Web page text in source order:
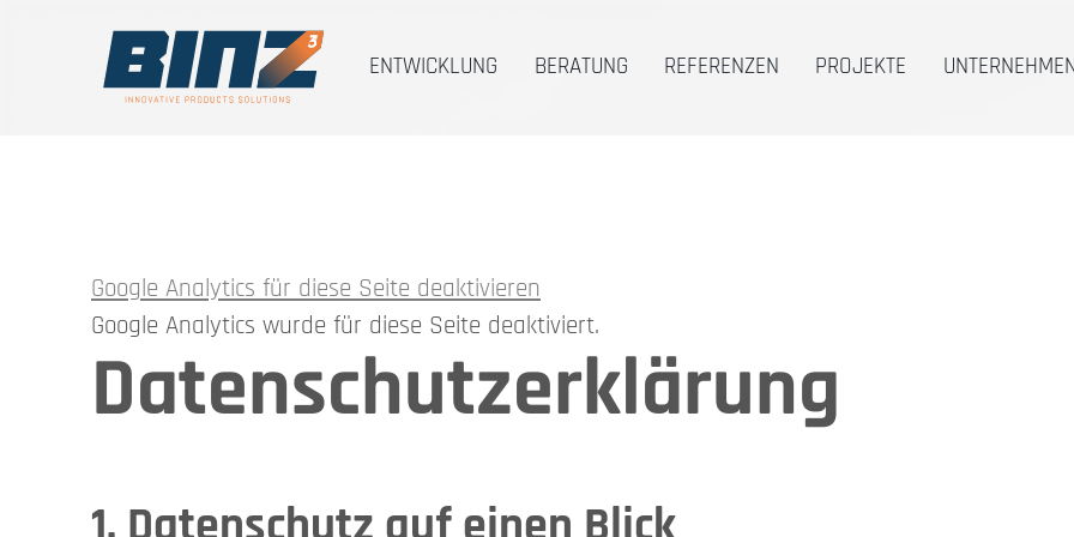
ENTWICKLUNG BERATUNG REFERENZEN PROJEKTE
Google Analytics für diese Seite deaktivieren
Google Analytics wurde für diese Seite deaktiviert.
Datenschutz­erklärung